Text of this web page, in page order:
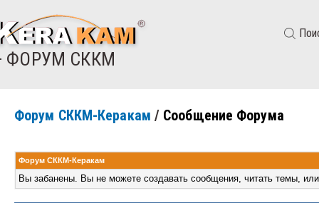
ФОРУМ СККМ
Форум СККМ-Керакам / Сообщение Форума
Форум СККМ-Керакам
Вы забанены. Вы не можете создавать сообщения, читать темы,